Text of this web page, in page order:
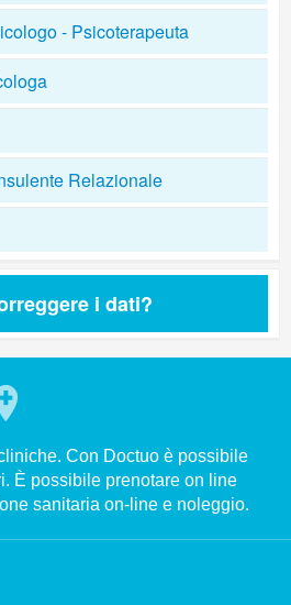
- Psicoterapeuta
Relazionale
i dati?
Con Doctuo è possibile
È possibile prenotare on line
sanitaria on-line e noleggio.